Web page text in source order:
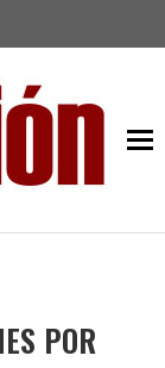
POR